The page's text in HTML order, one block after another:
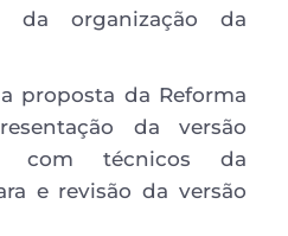
organização da
proposta da Reforma
da versão
com técnicos da
e revisão da versão